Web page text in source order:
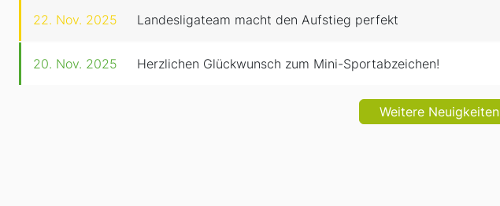
22. Nov. 2025 Landesligateam macht den Aufstieg perfekt
20. Nov. 2025 Herzlichen Glückwunsch zum Mini-Sportabzeichen!
Weitere Neuigkeiten